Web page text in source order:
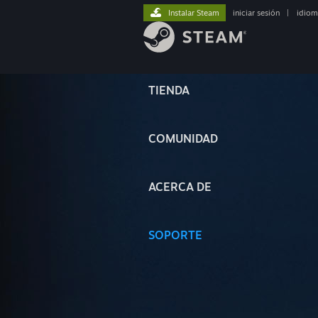
TIENDA
COMUNIDAD
ACERCA DE
SOPORTE
Instalar Steam iniciar sesión